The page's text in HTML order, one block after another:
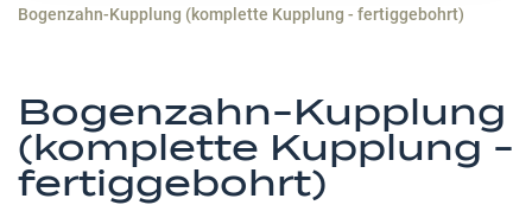
Bogenzahn-Kupplung (komplette Kupplung - fertiggebohrt)
Bogenzahn-Kupplung
(komplette Kupplung -
fertiggebohrt)